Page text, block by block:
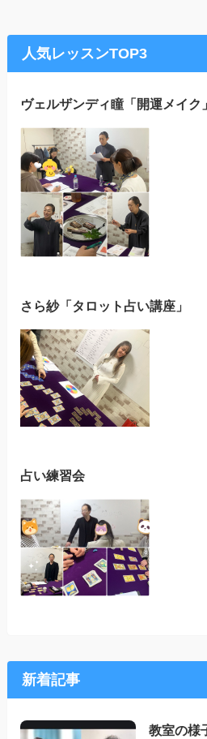
人気レッスンTOP3
ヴェルザンディ瞳「開運メイク」
さら紗「タロット占い講座」
占い練習会
新着記事
教室の様